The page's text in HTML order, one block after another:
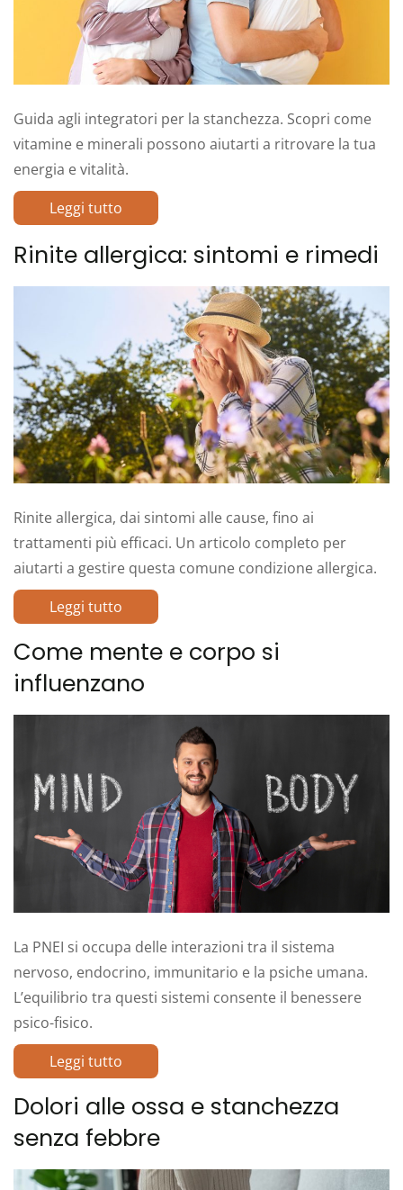
Guida agli integratori per la stanchezza. Scopri come
vitamine e minerali possono aiutarti a ritrovare la tua
energia e vitalità.
Leggi tutto
Rinite allergica: sintomi e rimedi
Rinite allergica, dai sintomi alle cause, fino ai
trattamenti più efficaci. Un articolo completo per
aiutarti a gestire questa comune condizione allergica.
Leggi tutto
Come mente e corpo si
influenzano
La PNEI si occupa delle interazioni tra il sistema
nervoso, endocrino, immunitario e la psiche umana.
L’equilibrio tra questi sistemi consente il benessere
psico-fisico.
Leggi tutto
Dolori alle ossa e stanchezza
senza febbre